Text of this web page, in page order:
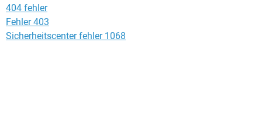
404 fehler
Fehler 403
Sicherheitscenter fehler 1068